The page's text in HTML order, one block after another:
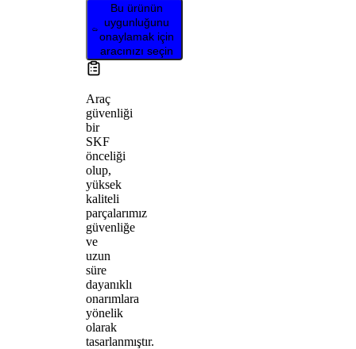
Bu ürünün
uygunluğunu
onaylamak için
aracınızı seçin
Araç
güvenliği
bir
SKF
önceliği
olup,
yüksek
kaliteli
parçalarımız
güvenliğe
ve
uzun
süre
dayanıklı
onarımlara
yönelik
olarak
tasarlanmıştır.